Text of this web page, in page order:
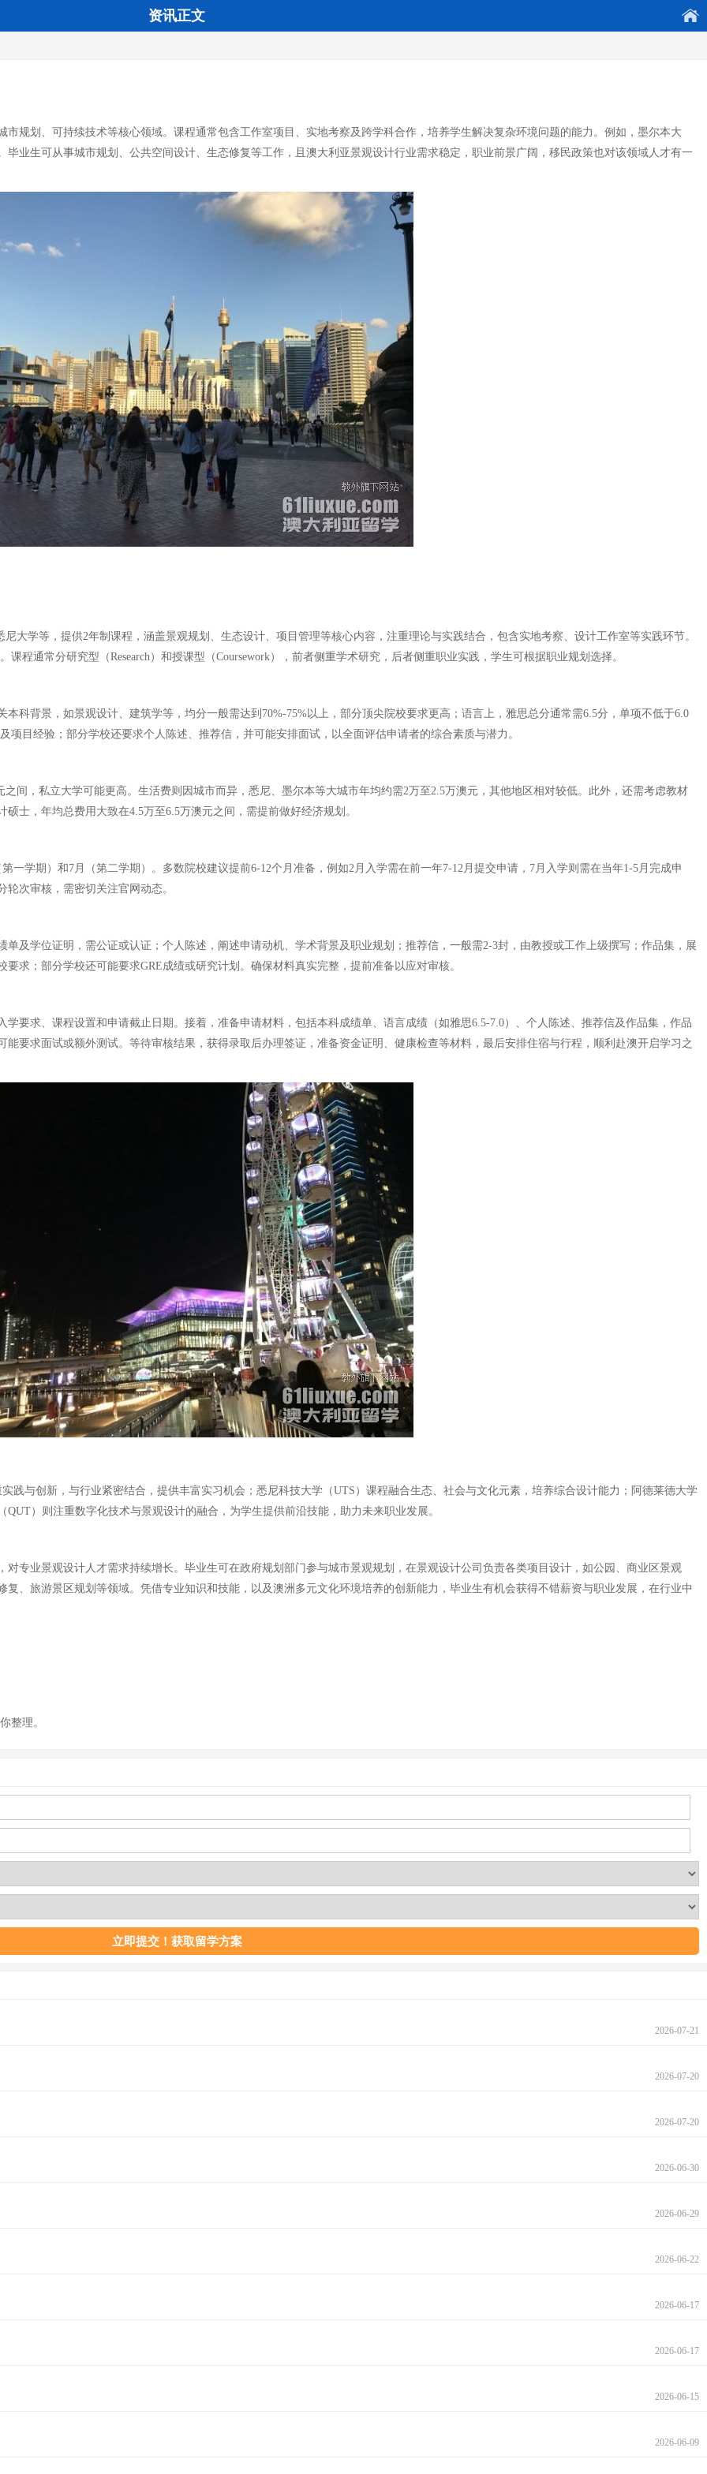
资讯正文
规划、可持续技术等核心领域。课程通常包含工作室项目、实地考察及跨学科合作，培养学生解决复杂环境问题的能力。例如，墨尔本大
业生可从事城市规划、公共空间设计、生态修复等工作，且澳大利亚景观设计行业需求稳定，职业前景广阔，移民政策也对该领域人才有一
大学等，提供2年制课程，涵盖景观规划、生态设计、项目管理等核心内容，注重理论与实践结合，包含实地考察、设计工作室等实践环节。
程通常分研究型（Research）和授课型（Coursework），前者侧重学术研究，后者侧重职业实践，学生可根据职业规划选择。
科背景，如景观设计、建筑学等，均分一般需达到70%-75%以上，部分顶尖院校要求更高；语言上，雅思总分通常需6.5分，单项不低于6.0
目经验；部分学校还要求个人陈述、推荐信，并可能安排面试，以全面评估申请者的综合素质与潜力。
间，私立大学可能更高。生活费则因城市而异，悉尼、墨尔本等大城市年均约需2万至2.5万澳元，其他地区相对较低。此外，还需考虑教材
士，年均总费用大致在4.5万至6.5万澳元之间，需提前做好经济规划。
一学期）和7月（第二学期）。多数院校建议提前6-12个月准备，例如2月入学需在前一年7-12月提交申请，7月入学则需在当年1-5月完成申
次审核，需密切关注官网动态。
及学位证明，需公证或认证；个人陈述，阐述申请动机、学术背景及职业规划；推荐信，一般需2-3封，由教授或工作上级撰写；作品集，展
求；部分学校还可能要求GRE成绩或研究计划。确保材料真实完整，提前准备以应对审核。
要求、课程设置和申请截止日期。接着，准备申请材料，包括本科成绩单、语言成绩（如雅思6.5-7.0）、个人陈述、推荐信及作品集，作品
要求面试或额外测试。等待审核结果，获得录取后办理签证，准备资金证明、健康检查等材料，最后安排住宿与行程，顺利赴澳开启学习之
践与创新，与行业紧密结合，提供丰富实习机会；悉尼科技大学（UTS）课程融合生态、社会与文化元素，培养综合设计能力；阿德莱德大学
）则注重数字化技术与景观设计的融合，为学生提供前沿技能，助力未来职业发展。
专业景观设计人才需求持续增长。毕业生可在政府规划部门参与城市景观规划，在景观设计公司负责各类项目设计，如公园、商业区景观
、旅游景区规划等领域。凭借专业知识和技能，以及澳洲多元文化环境培养的创新能力，毕业生有机会获得不错薪资与职业发展，在行业中
整理。
2026-07-21
2026-07-20
2026-07-20
2026-06-30
2026-06-29
2026-06-22
2026-06-17
2026-06-17
2026-06-15
2026-06-09